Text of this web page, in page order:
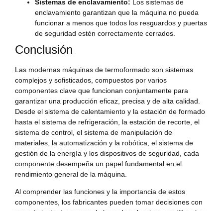
Sistemas de enclavamiento: Los sistemas de
enclavamiento garantizan que la máquina no pueda
funcionar a menos que todos los resguardos y puertas
de seguridad estén correctamente cerrados.
Conclusión
Las modernas máquinas de termoformado son sistemas
complejos y sofisticados, compuestos por varios
componentes clave que funcionan conjuntamente para
garantizar una producción eficaz, precisa y de alta calidad.
Desde el sistema de calentamiento y la estación de formado
hasta el sistema de refrigeración, la estación de recorte, el
sistema de control, el sistema de manipulación de
materiales, la automatización y la robótica, el sistema de
gestión de la energía y los dispositivos de seguridad, cada
componente desempeña un papel fundamental en el
rendimiento general de la máquina.
Al comprender las funciones y la importancia de estos
componentes, los fabricantes pueden tomar decisiones con